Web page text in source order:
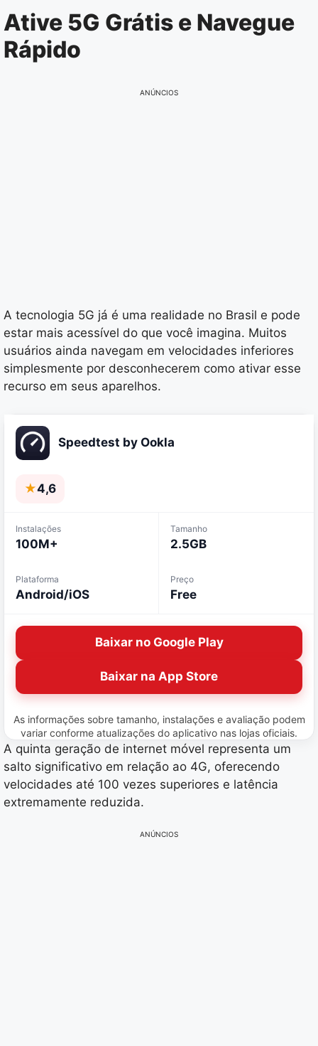
Pular
para
conteúdo
Ative 5G Grátis e Navegue
Rápido
ANÚNCIOS
A tecnologia 5G já é uma realidade no Brasil e pode
estar mais acessível do que você imagina. Muitos
usuários ainda navegam em velocidades inferiores
simplesmente por desconhecerem como ativar esse
recurso em seus aparelhos.
Speedtest by Ookla
★4,6
Instalações
100M+
Tamanho
2.5GB
Plataforma
Android/iOS
Preço
Free
Baixar no Google Play
Baixar na App Store
As informações sobre tamanho, instalações e avaliação podem
variar conforme atualizações do aplicativo nas lojas oficiais.
A quinta geração de internet móvel representa um
salto significativo em relação ao 4G, oferecendo
velocidades até 100 vezes superiores e latência
extremamente reduzida.
ANÚNCIOS